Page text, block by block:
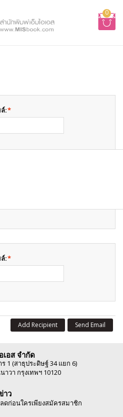
0
*
:
*
:
Send Email
Add Recipient
อส จำกัด
1 (สาธุประดิษฐ์ 34 แยก 6)
าวา กรุงเทพฯ 10120
าว
ดก่อนใครเพียงสมัครสมาชิก